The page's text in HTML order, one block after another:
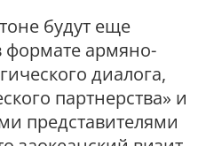
будут еще
формате армяно-
диалога,
партнерства» и
представителями